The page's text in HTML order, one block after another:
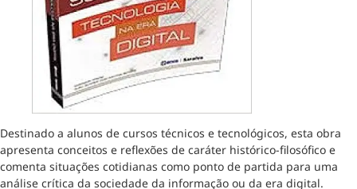
Destinado a alunos de cursos técnicos e tecnológicos, esta obra
apresenta conceitos e reflexões de caráter histórico-filosófico e
comenta situações cotidianas como ponto de partida para uma
análise crítica da sociedade da informação ou da era digital.